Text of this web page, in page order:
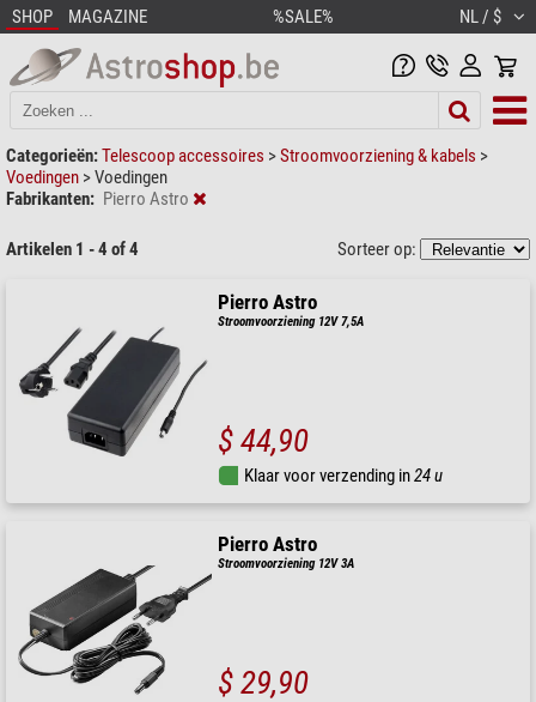
SHOP MAGAZINE %SALE% NL / $
Categorieën:Telescoop accessoires >Stroomvoorziening & kabels >
Voedingen >Voedingen
Fabrikanten: Pierro Astro
Artikelen 1 - 4 of 4 Sorteer op:
Pierro Astro
Stroomvoorziening 12V 7,5A
$ 44,90
Klaar voor verzending in24 u
Pierro Astro
Stroomvoorziening 12V 3A
$ 29,90